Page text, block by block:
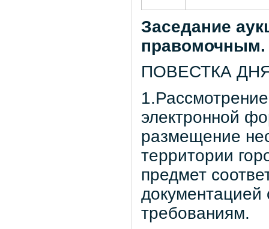
Заседание
правомочным.
ПОВЕСТКА
электронной
размещение
территории
предмет
документацией
требованиям.